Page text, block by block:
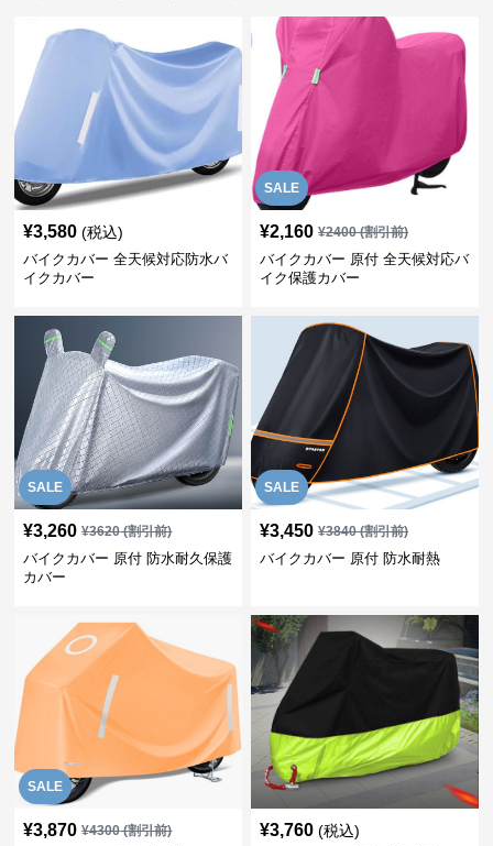
¥3,580 (税込)
バイクカバー 全天候対応防水バ
イクカバー
SALE
¥2,160 ¥2400(割引前)
バイクカバー 原付 全天候対応バ
イク保護カバー
SALE
¥3,260 ¥3620(割引前)
バイクカバー 原付 防水耐久保護
カバー
SALE
¥3,450 ¥3840(割引前)
バイクカバー 原付 防水耐熱
SALE
¥3,870 ¥4300(割引前) ¥3,760 (税込)